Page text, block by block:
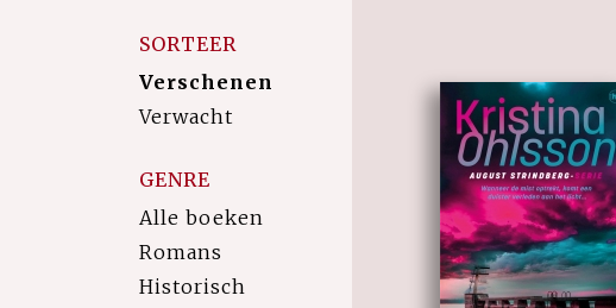
SORTEER
Verschenen
Verwacht
GENRE
Alle boeken
Romans
Historisch